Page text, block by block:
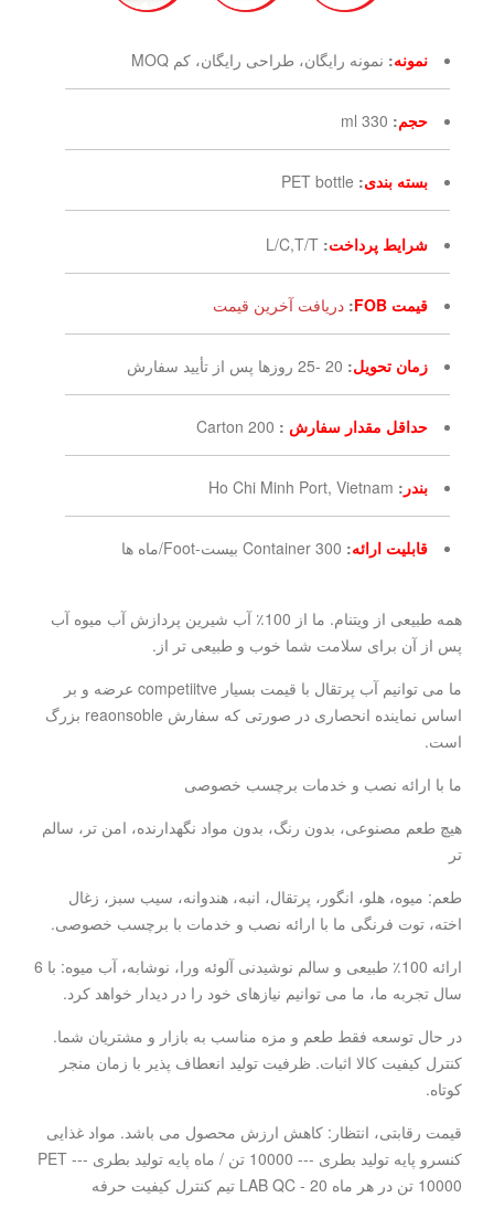
نمونه: نمونه رایگان، طراحی رایگان، کم MOQ
حجم:
330 ml
بسته بندی:
PET bottle
شرایط پرداخت:
L/C,T/T
قیمت FOB : دریافت آخرین قیمت
زمان تحویل: 20 -25 روزها پس از تأیید سفارش
حداقل مقدار سفارش :
200 Carton
بندر :
Ho Chi Minh Port, Vietnam
قابلیت ارائه: 300 Container بیست-Foot/ماه ها
همه طبیعی از ویتنام. ما از 100٪ آب شیرین پردازش آب میوه آب
پس از آن برای سلامت شما خوب و طبیعی تر از.
ما می توانیم آب پرتقال با قیمت بسیار competiitve عرضه و بر
اساس نماینده انحصاری در صورتی که سفارش reaonsoble بزرگ
است.
ما با ارائه نصب و خدمات برچسب خصوصی
هیچ طعم مصنوعی، بدون رنگ، بدون مواد نگهدارنده، امن تر، سالم
تر
طعم: میوه، هلو، انگور، پرتقال، انبه، هندوانه، سیب سبز، زغال
اخته، توت فرنگی ما با ارائه نصب و خدمات با برچسب خصوصی.
ارائه 100٪ طبیعی و سالم نوشیدنی آلوئه ورا، نوشابه، آب میوه: با 6
سال تجربه ما، ما می توانیم نیازهای خود را در دیدار خواهد کرد.
در حال توسعه فقط طعم و مزه مناسب به بازار و مشتریان شما.
کنترل کیفیت کالا اثبات. ظرفیت تولید انعطاف پذیر با زمان منجر
کوتاه.
قیمت رقابتی، انتظار: کاهش ارزش محصول می باشد. مواد غذایی
کنسرو پایه تولید بطری --- 10000 تن / ماه پایه تولید بطری PET ---
10000 تن در هر ماه LAB QC - 20 تیم کنترل کیفیت حرفه